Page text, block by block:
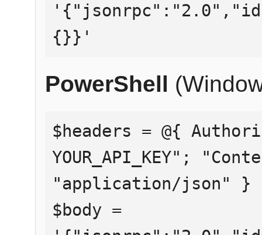
{}}'
PowerShell
$headers = @{
YOUR_API_KEY";
"application/json" }
$body =